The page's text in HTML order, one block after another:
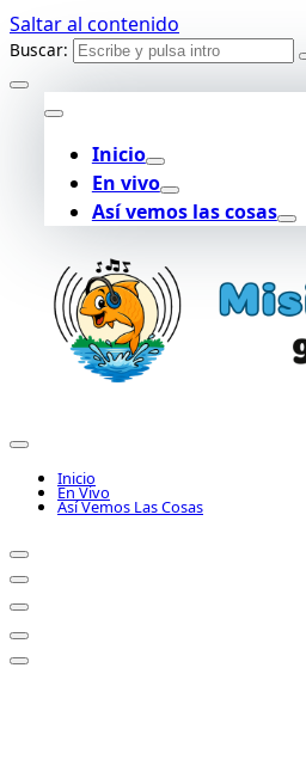
Saltar al contenido
Buscar:
Inicio
En vivo
Así vemos las cosas
Inicio
En Vivo
Así Vemos Las Cosas